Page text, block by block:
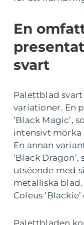
En
svart
Palettblad
variationer. En
’Black Magic’,
intensivt mörka
En annan
’Black
utséende med
metalliska
Coleus
Palettbladen